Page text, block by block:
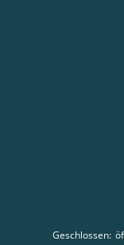
Klicken, um
Geschlossen: